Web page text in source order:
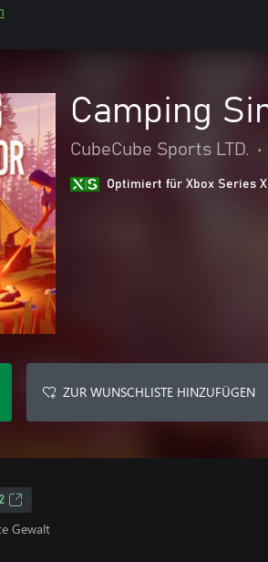
Camping
CubeCube Sports LTD. •
Optimiert für Xbox Series
ZUR WUNSCHLISTE HINZUFÜGEN
Gewalt